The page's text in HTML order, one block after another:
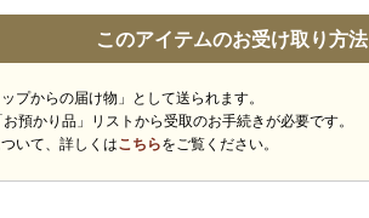
このアイテムのお受け取り方法
プからの届け物」として送られます。
預かり品」リストから受取のお手続きが必要です。
いて、詳しくはこちらをご覧ください。